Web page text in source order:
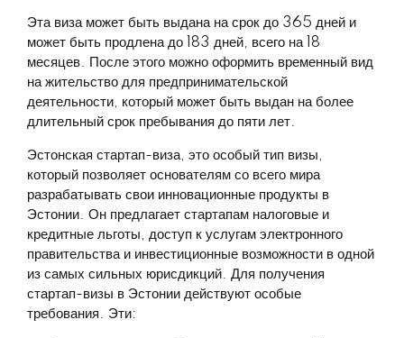
Эта виза может быть выдана на срок до 365 дней и
может быть продлена до 183 дней, всего на 18
месяцев. После этого можно оформить временный вид
на жительство для предпринимательской
деятельности, который может быть выдан на более
длительный срок пребывания до пяти лет.
Эстонская стартап-виза, это особый тип визы,
который позволяет основателям со всего мира
разрабатывать свои инновационные продукты в
Эстонии. Он предлагает стартапам налоговые и
кредитные льготы, доступ к услугам электронного
правительства и инвестиционные возможности в одной
из самых сильных юрисдикций. Для получения
стартап-визы в Эстонии действуют особые
требования. Эти: